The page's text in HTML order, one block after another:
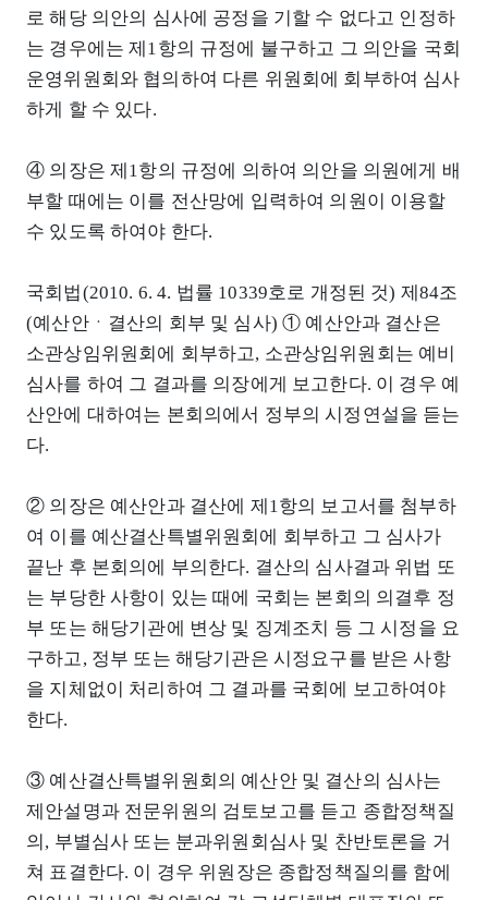
로 해당 의안의 심사에 공정을 기할 수 없다고 인정하
는 경우에는 제1항의 규정에 불구하고 그 의안을 국회
운영위원회와 협의하여 다른 위원회에 회부하여 심사
하게 할 수 있다.
④ 의장은 제1항의 규정에 의하여 의안을 의원에게 배
부할 때에는 이를 전산망에 입력하여 의원이 이용할
수 있도록 하여야 한다.
국회법(2010. 6. 4. 법률 10339호로 개정된 것) 제84조
(예산안ㆍ결산의 회부 및 심사) ① 예산안과 결산은
소관상임위원회에 회부하고, 소관상임위원회는 예비
심사를 하여 그 결과를 의장에게 보고한다. 이 경우 예
산안에 대하여는 본회의에서 정부의 시정연설을 듣는
다.
② 의장은 예산안과 결산에 제1항의 보고서를 첨부하
여 이를 예산결산특별위원회에 회부하고 그 심사가
끝난 후 본회의에 부의한다. 결산의 심사결과 위법 또
는 부당한 사항이 있는 때에 국회는 본회의 의결후 정
부 또는 해당기관에 변상 및 징계조치 등 그 시정을 요
구하고, 정부 또는 해당기관은 시정요구를 받은 사항
을 지체없이 처리하여 그 결과를 국회에 보고하여야
한다.
③ 예산결산특별위원회의 예산안 및 결산의 심사는
제안설명과 전문위원의 검토보고를 듣고 종합정책질
의, 부별심사 또는 분과위원회심사 및 찬반토론을 거
쳐 표결한다. 이 경우 위원장은 종합정책질의를 함에